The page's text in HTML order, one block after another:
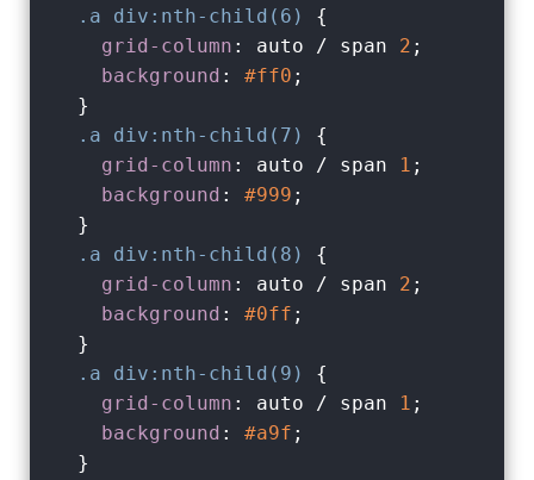
.a
div :nth-child(6)
{
grid-column : auto / span 2 ;
background : #ff0 ;
  }
.a
div :nth-child(7)
{
grid-column : auto / span 1 ;
background : #999 ;
  }
.a
div :nth-child(8)
{
grid-column : auto / span 2 ;
background : #0ff ;
  }
.a
div :nth-child(9)
{
grid-column : auto / span 1 ;
background : #a9f ;